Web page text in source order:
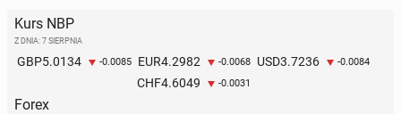
Kurs NBP
Z DNIA: 7 SIERPNIA
GBP5.0134 -0.0085 EUR4.2982 -0.0068 USD3.7236 -0.0084
CHF4.6049 -0.0031
Forex